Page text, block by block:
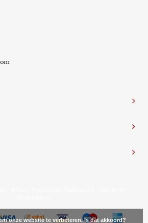
onze website te verbeteren. Is dat akkoord?